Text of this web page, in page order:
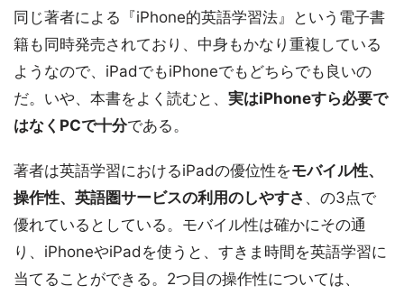
同じ著者による『iPhone的英語学習法』という電子書
籍も同時発売されており、中身もかなり重複している
ようなので、iPadでもiPhoneでもどちらでも良いの
だ。いや、本書をよく読むと、 実はiPhoneすら必要で
はなくPCで十分である。
著者は英語学習におけるiPadの優位性をモバイル性、
操作性、英語圏サービスの利用のしやすさ 、の3点で
優れているとしている。モバイル性は確かにその通
り、iPhoneやiPadを使うと、すきま時間を英語学習に
当てることができる。2つ目の操作性については、